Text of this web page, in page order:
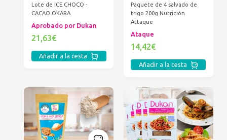
Lote de ICE CHOCO -
CACAO OKARA
Aprobado por Dukan
21,63€
Añadir a la cesta
Paquete de 4 salvado de
trigo 200g Nutrición
Attaque
Ataque
14,42€
Añadir a la cesta